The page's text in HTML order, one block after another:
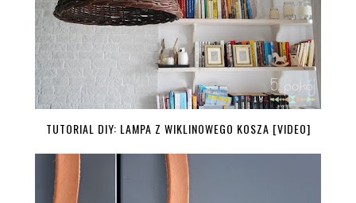
TUTORIAL DIY: LAMPA Z WIKLINOWEGO KOSZA [VIDEO]